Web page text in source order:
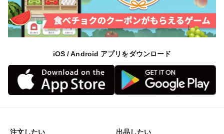
iOS / Android アプリをダウンロード
注文したい 出品したい